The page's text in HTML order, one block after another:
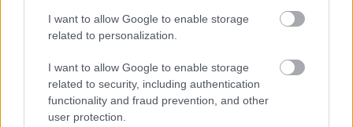
I want to allow Google to enable storage
related to personalization.
I want to allow Google to enable storage
related to security, including authentication
functionality and fraud prevention, and other
user protection.